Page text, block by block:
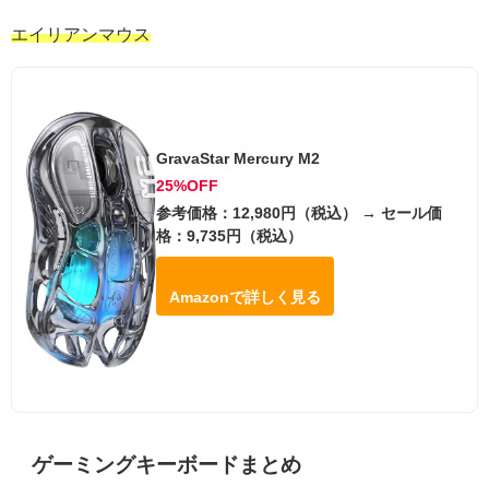
エイリアンマウス
GravaStar Mercury M2
25%OFF
参考価格：12,980円（税込） → セール価
格：9,735円（税込）
Amazonで詳しく見る
ゲーミングキーボードまとめ